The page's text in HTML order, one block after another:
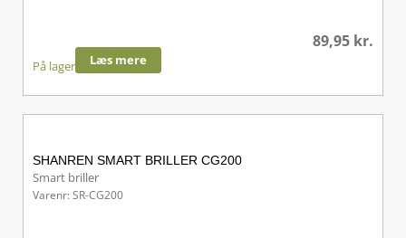
89,95 kr.
På lager Læs mere
SHANREN SMART BRILLER CG200
Smart briller
Varenr: SR-CG200